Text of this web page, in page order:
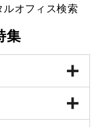
ルオフィス検索
集